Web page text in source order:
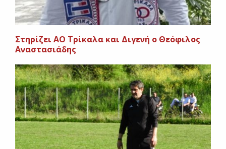
Στηρίζει ΑΟ Τρίκαλα και Διγενή ο Θεόφιλος
Αναστασιάδης